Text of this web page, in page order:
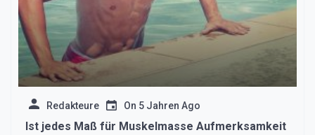
Redakteure On 5 Jahren Ago
Ist jedes Maß für Muskelmasse Aufmerksamkeit